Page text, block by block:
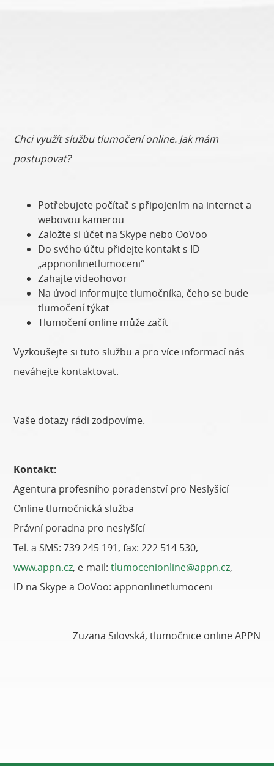
Chci využít službu tlumočení online. Jak mám
postupovat?
Potřebujete počítač s připojením na internet a
webovou kamerou
Založte si účet na Skype nebo OoVoo
Do svého účtu přidejte kontakt s ID
„appnonlinetlumoceni“
Zahajte videohovor
Na úvod informujte tlumočníka, čeho se bude
tlumočení týkat
Tlumočení online může začít
Vyzkoušejte si tuto službu a pro více informací nás
neváhejte kontaktovat.
Vaše dotazy rádi zodpovíme.
Kontakt:
Agentura profesního poradenství pro Neslyšící
Online tlumočnická služba
Právní poradna pro neslyšící
Tel. a SMS: 739 245 191, fax: 222 514 530,
www.appn.cz, e-mail:tlumocenionline@appn.cz,
ID na Skype a OoVoo: appnonlinetlumoceni
Zuzana Silovská, tlumočnice online APPN